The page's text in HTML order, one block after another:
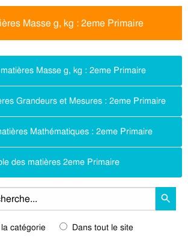
Masse g, kg : 2eme Primaire
Masse g, kg : 2eme Primaire
Grandeurs et Mesures : 2eme Primaire
Mathématiques : 2eme Primaire
des matières 2eme Primaire
catégorie Dans tout le site